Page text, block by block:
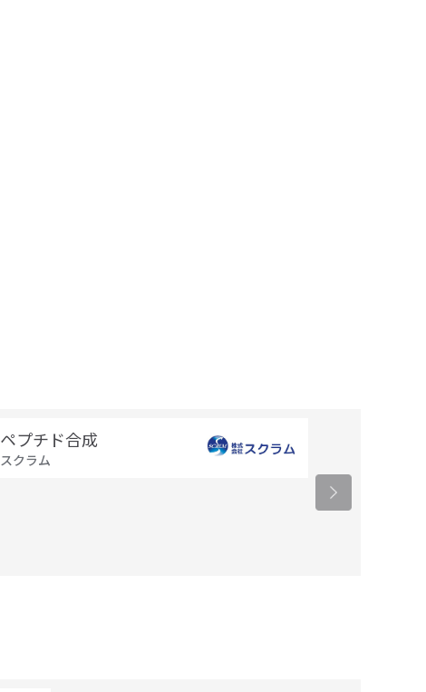
ペプチド合成
スクラム
57,000